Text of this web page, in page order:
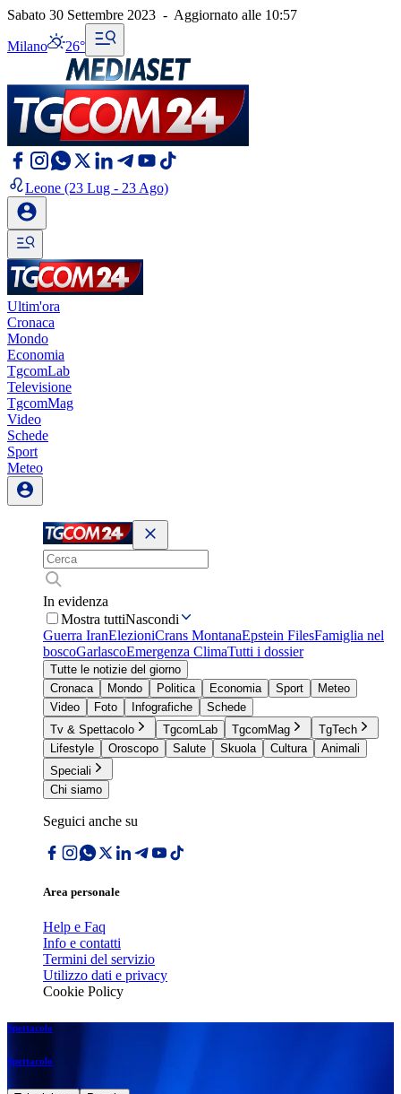
Sabato 30 Settembre 2023 - Aggiornato alle 10:57
Milano 26°
Leone (23 Lug - 23 Ago)
Ultim'ora
Cronaca
Mondo
Economia
TgcomLab
Televisione
TgcomMag
Video
Schede
Sport
Meteo
In evidenza
Mostra tuttiNascondi
Guerra IranElezioniCrans MontanaEpstein FilesFamiglia nel
boscoGarlascoEmergenza ClimaTutti i dossier
Tutte le notizie del giorno
Cronaca
Mondo Politica Economia Sport
Meteo
Video
Foto Infografiche
Schede
Tv & Spettacolo
TgcomLab TgcomMag
TgTech
Lifestyle
Oroscopo Salute Skuola Cultura
Animali
Speciali
Chi siamo
Seguici anche su
Area personale
Help e Faq
Info e contatti
Termini del servizio
Utilizzo dati e privacy
Cookie Policy
Spettacolo
Spettacolo